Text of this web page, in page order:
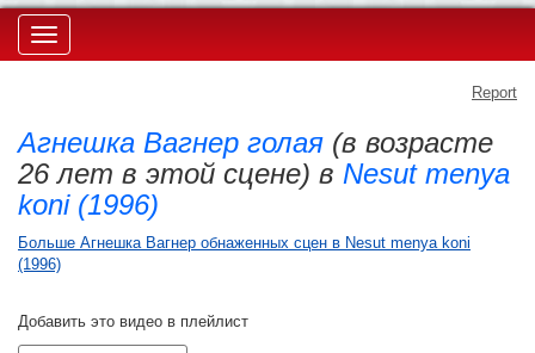
Toggle
Report
Агнешка Вагнер голая (в возрасте
26 лет в этой сцене) в Nesut menya
koni (1996)
Больше Агнешка Вагнер обнаженных сцен в Nesut menya koni
(1996)
Добавить это видео в плейлист